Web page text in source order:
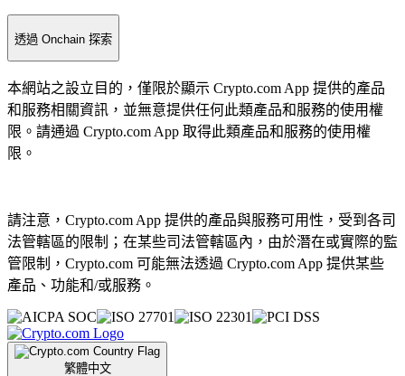
透過 Onchain 探索
本網站之設立目的，僅限於顯示 Crypto.com App 提供的產品
和服務相關資訊，並無意提供任何此類產品和服務的使用權
限。請通過 Crypto.com App 取得此類產品和服務的使用權
限。
請注意，Crypto.com App 提供的產品與服務可用性，受到各司
法管轄區的限制；在某些司法管轄區內，由於潛在或實際的監
管限制，Crypto.com 可能無法透過 Crypto.com App 提供某些
產品、功能和/或服務。
繁體中文